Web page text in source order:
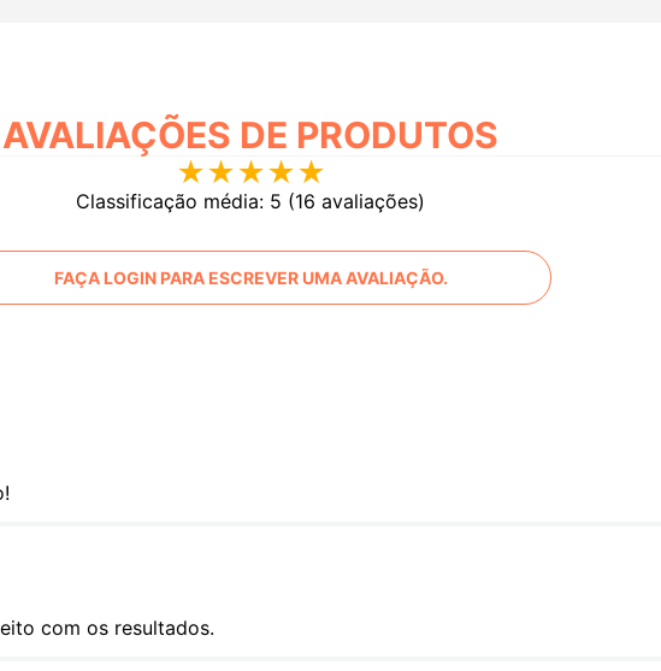
AVALIAÇÕES
★★★★★
Classificação média: 5 (16 avaliações)
FAÇA LOGIN PARA ESCREVER UMA AVALIAÇÃO.
com os resultados.